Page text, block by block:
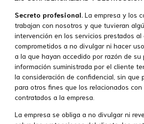
Secreto profesional. La empresa y los
trabajan con nosotros y que tuvieran
intervención en los servicios prestados al
comprometidos a no divulgar ni hacer
a la que hayan accedido por razón de su
información suministrada por el cliente
la consideración de confidencial, sin que
para otros fines que los relacionados con
contratados a la empresa.
La empresa se obliga a no divulgar ni